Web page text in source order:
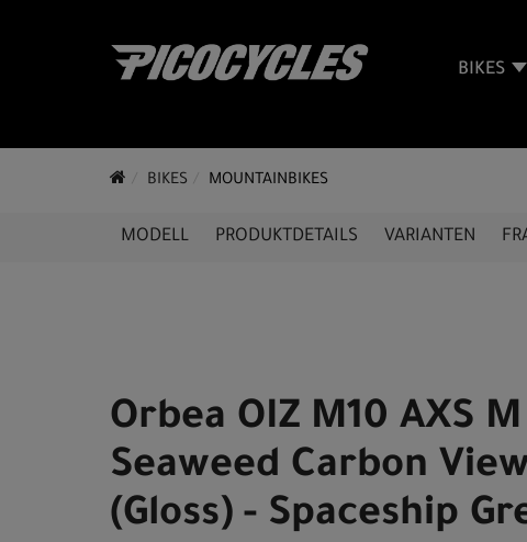
BIKES
BIKES MOUNTAINBIKES
MODELL PRODUKTDETAILS VARIANTEN
Orbea OIZ M10 AXS M
Seaweed Carbon
(Gloss) - Spaceship